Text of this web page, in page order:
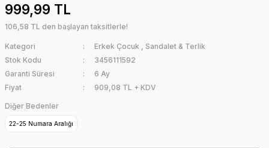
999,99 TL
106,58 TL den başlayan taksitlerle!
Kategori Erkek Çocuk , Sandalet & Terlik
Stok Kodu
3456111592
Garanti Süresi
6 Ay
Fiyat
909,08 TL + KDV
Diğer Bedenler
22-25 Numara Aralığı